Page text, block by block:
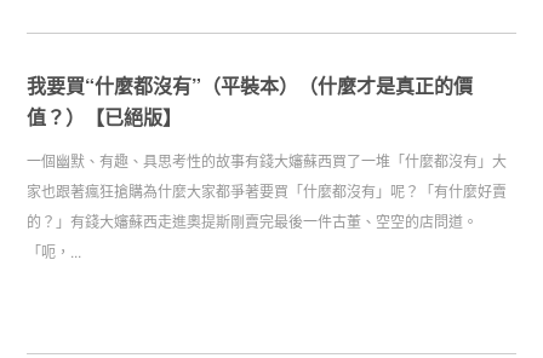
我要買“什麼都沒有”（平裝本）（什麼才是真正的價
值？）【已絕版】
一個幽默、有趣、具思考性的故事有錢大嬸蘇西買了一堆「什麼都沒有」大
家也跟著瘋狂搶購為什麼大家都爭著要買「什麼都沒有」呢？「有什麼好賣
的？」有錢大嬸蘇西走進奧提斯剛賣完最後一件古董、空空的店問道。
「呃，...